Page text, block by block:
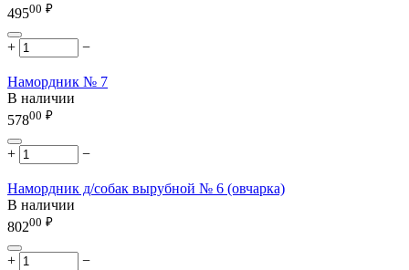
49500 ₽
+ −
Намордник № 7
В наличии
57800 ₽
+ −
Намордник д/собак вырубной № 6 (овчарка)
В наличии
80200 ₽
+ −